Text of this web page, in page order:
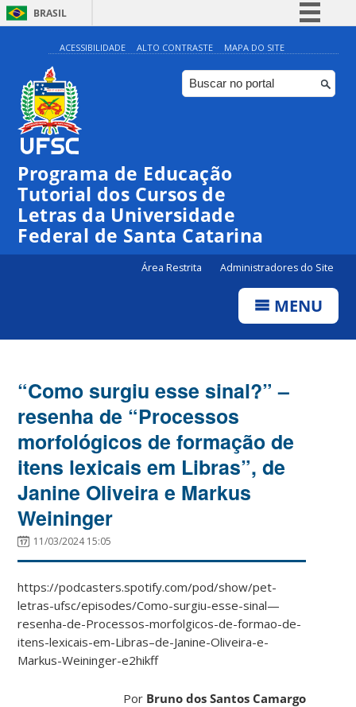
BRASIL
Simplifique!
Comunica BR
Participe
ACESSIBILIDADE ALTO CONTRASTE MAPA DO SITE
Programa de Educação
Tutorial dos Cursos de
Letras da Universidade
Federal de Santa Catarina
Área Restrita Administradores do Site
MENU
“Como surgiu esse sinal?” –
resenha de “Processos
morfológicos de formação de
itens lexicais em Libras”, de
Janine Oliveira e Markus
Weininger
11/03/2024 15:05
https://podcasters.spotify.com/pod/show/pet-
letras-ufsc/episodes/Como-surgiu-esse-sinal—
resenha-de-Processos-morfolgicos-de-formao-de-
itens-lexicais-em-Libras–de-Janine-Oliveira-e-
Markus-Weininger-e2hikff
Por Bruno dos Santos Camargo